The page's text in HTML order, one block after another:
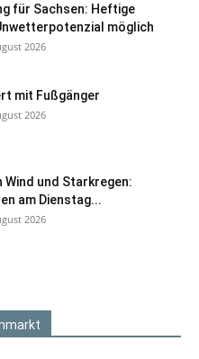
für Sachsen: Heftige
möglich
2026
mit Fußgänger
2026
Wind und Starkregen:
am Dienstag...
2026